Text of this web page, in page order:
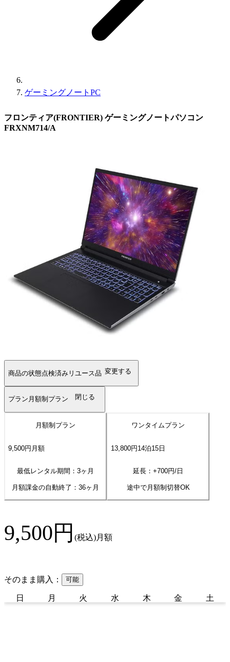
ゲーミングノートPC
フロンティア(FRONTIER) ゲーミングノートパソコン
FRXNM714/A
商品の状態点検済みリユース品 変更する
プラン 月額制プラン 閉じる
月額制プラン
9,500円 月額
最低レンタル期間：3ヶ月
月額課金の自動終了： 36ヶ月
ワンタイムプラン
13,800円14泊15日
延長：+700円/日
途中で月額制切替OK
9,500円 (税込)月額
そのまま購入： 可能
日 月 火 水 木 金 土